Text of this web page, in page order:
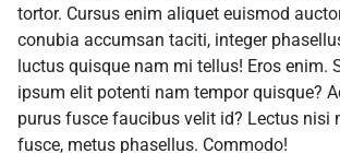
tortor. Cursus enim aliquet euismod
conubia accumsan taciti, integer
luctus quisque nam mi tellus! Eros enim.
ipsum elit potenti nam tempor quisque?
purus fusce faucibus velit id? Lectus nisi
fusce, metus phasellus. Commodo!